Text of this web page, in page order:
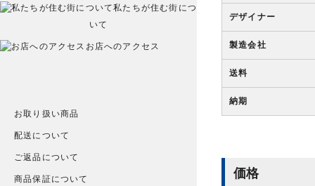
デザイナー
製造会社
送料
納期
価格
私たちが住む街につ
いて
お店へのアクセス
お取り扱い商品
配送について
ご返品について
商品保証について